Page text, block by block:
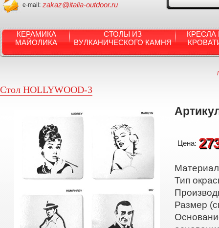
e-mail: zakaz@italia-outdoor.ru
КЕРАМИКА
МАЙОЛИКА
СТОЛЫ ИЗ
ВУЛКАНИЧЕСКОГО КАМНЯ
КРЕСЛА
Стол HOLLYWOOD-3
Цена:
Тип
Размер